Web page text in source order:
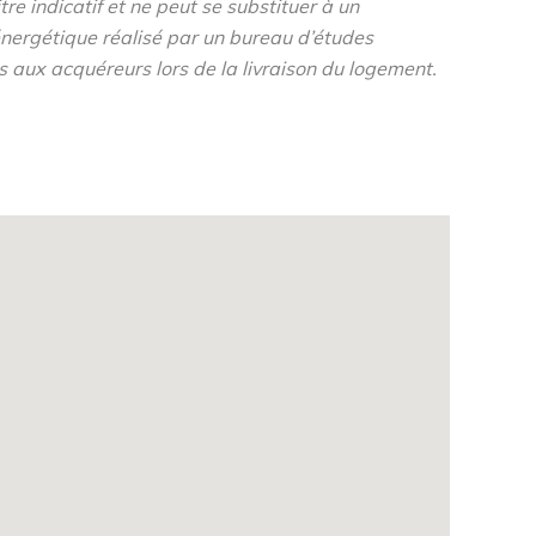
indicatif et ne peut se substituer à un
réalisé par un bureau d’études
aux acquéreurs lors de la livraison du logement.